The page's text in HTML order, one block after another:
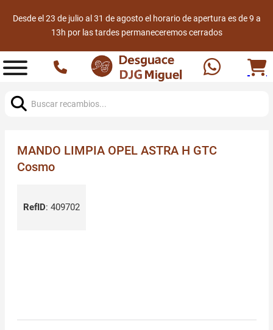
Desde el 23 de julio al 31 de agosto el horario de apertura es de 9 a
13h por las tardes permaneceremos cerrados
MANDO LIMPIA OPEL ASTRA H GTC
Cosmo
RefID: 409702